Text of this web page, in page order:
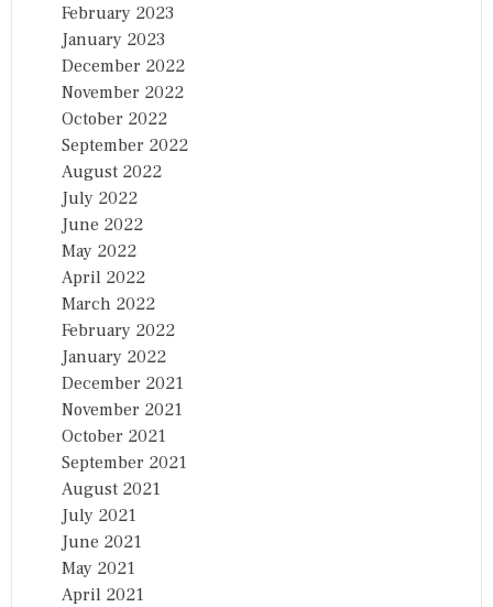
February 2023
January 2023
December 2022
November 2022
October 2022
September 2022
August 2022
July 2022
June 2022
May 2022
April 2022
March 2022
February 2022
January 2022
December 2021
November 2021
October 2021
September 2021
August 2021
July 2021
June 2021
May 2021
April 2021